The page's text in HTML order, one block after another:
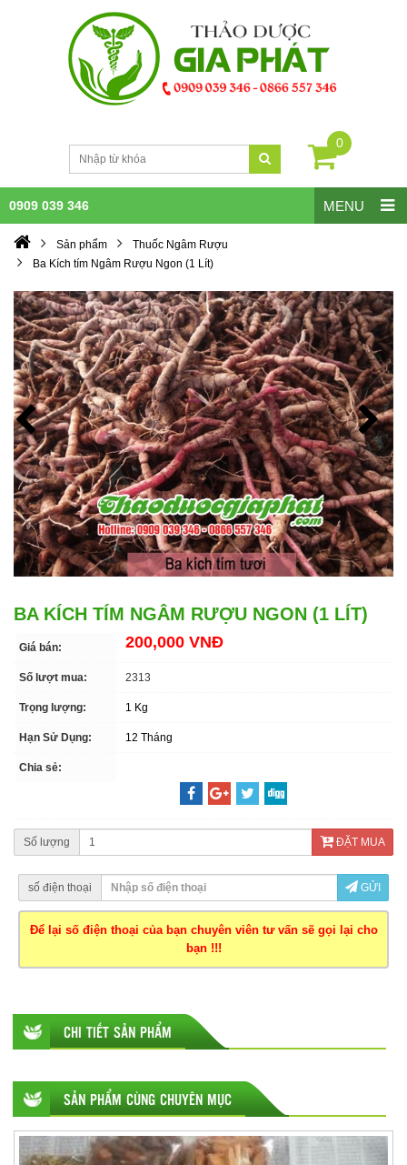
0
MENU
0909 039 346
Sản phẩm
Thuốc Ngâm Rượu
Ba Kích tím Ngâm Rượu Ngon (1 Lít)
BA KÍCH TÍM NGÂM RƯỢU NGON (1 LÍT)
Giá bán: 200,000 VNĐ
Số lượt mua: 2313
Trọng lượng: 1 Kg
Hạn Sử Dụng: 12 Tháng
Chia sẻ:
Số lượng ĐẶT MUA
số điện thoại GỬI
Để lại số điện thoại của bạn chuyên viên tư vấn sẽ gọi lại cho
bạn !!!
CHI TIẾT SẢN PHẨM
SẢN PHẨM CÙNG CHUYÊN MỤC